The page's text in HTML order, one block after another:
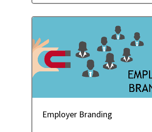
Employer Branding